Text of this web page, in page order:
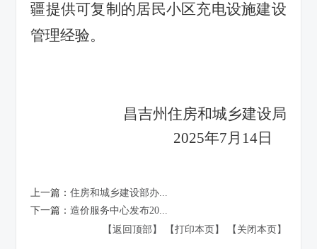
疆提供可复制的居民小区充电设施建设
管理经验。
昌吉州住房和城乡建设局
2025年7月14日
上一篇：住房和城乡建设部办...
下一篇：造价服务中心发布20...
【返回顶部】
【打印本页】 【关闭本页】